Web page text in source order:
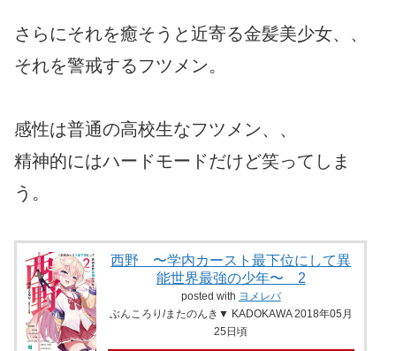
さらにそれを癒そうと近寄る金髪美少女、、
それを警戒するフツメン。
感性は普通の高校生なフツメン、、
精神的にはハードモードだけど笑ってしま
う。
西野 〜学内カースト最下位にして異
能世界最強の少年〜 2
posted with ヨメレバ
ぶんころり/またのんき▼ KADOKAWA 2018年05月
25日頃